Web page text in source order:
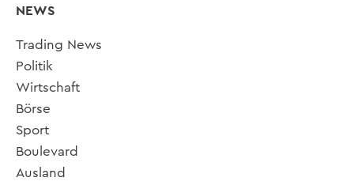
NEWS
Trading News
Politik
Wirtschaft
Börse
Sport
Boulevard
Ausland